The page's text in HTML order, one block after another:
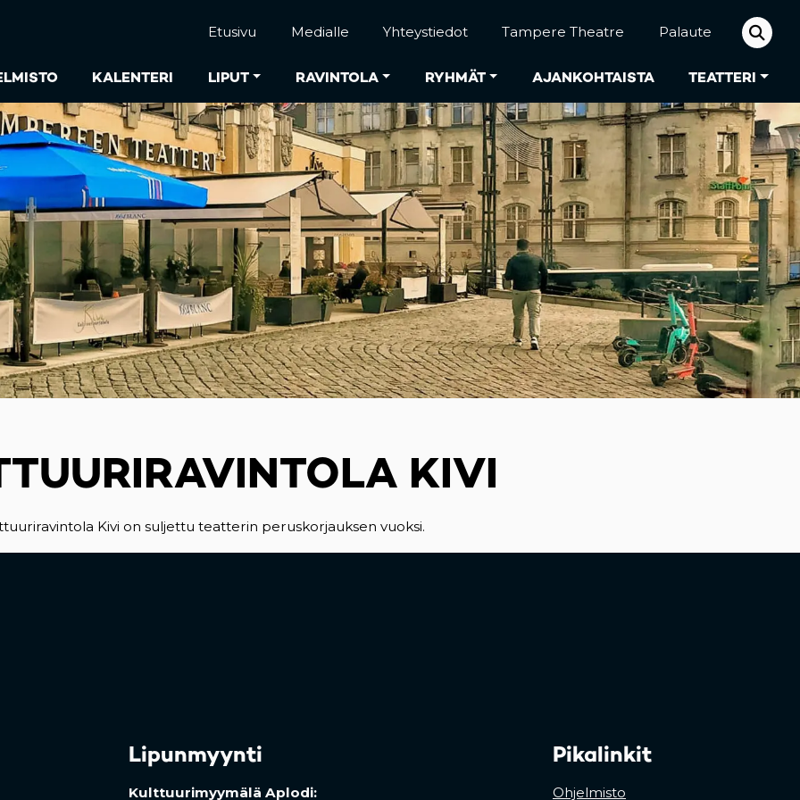
KALENTERI LIPUT RAVINTOLA RYHMÄT AJANKOHTAISTA TEATTERI
Etusivu Medialle Yhteystiedot Tampere Theatre Palaute
KIVI
Kivi on suljettu teatterin peruskorjauksen vuoksi.
Lipunmyynti
Kulttuurimyymälä Aplodi:
Pikalinkit
Ohjelmisto